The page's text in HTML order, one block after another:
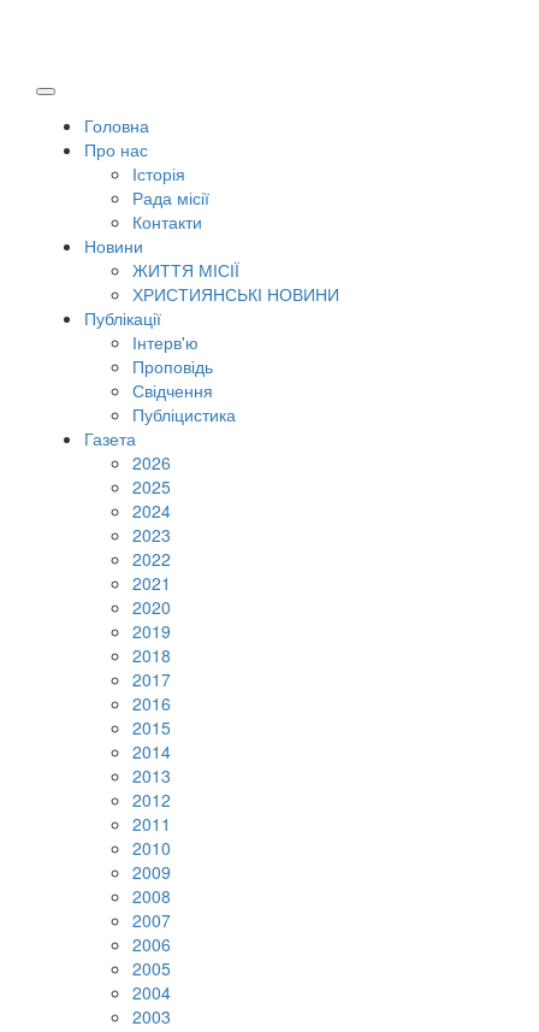
Головна
Про нас
Історія
Рада місії
Контакти
Новини
ЖИТТЯ МІСІЇ
ХРИСТИЯНСЬКІ НОВИНИ
Публікації
Інтерв'ю
Проповідь
Свідчення
Публіцистика
Газета
2026
2025
2024
2023
2022
2021
2020
2019
2018
2017
2016
2015
2014
2013
2012
2011
2010
2009
2008
2007
2006
2005
2004
2003